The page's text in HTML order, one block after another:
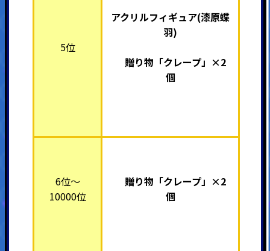
5位
アクリルフィギュア(漆原蝶
羽)
贈り物「クレープ」×2
個
6位～
10000位
贈り物「クレープ」×2
個